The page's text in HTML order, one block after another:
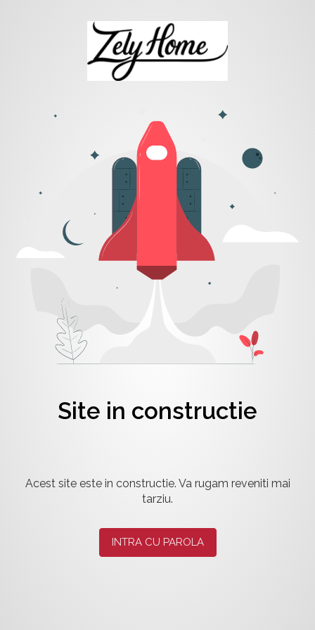
Site in constructie
Acest site este in constructie. Va rugam reveniti mai
tarziu.
INTRA CU PAROLA